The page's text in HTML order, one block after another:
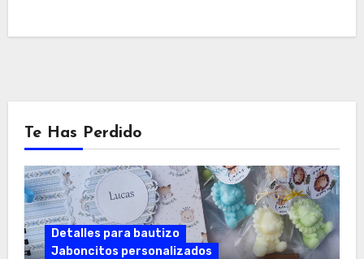
Te Has Perdido
Detalles para bautizo
Jaboncitos personalizados